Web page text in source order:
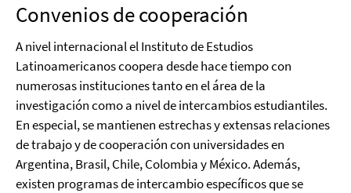
Convenios de cooperación
A nivel internacional el Instituto de Estudios
Latinoamericanos coopera desde hace tiempo con
numerosas instituciones tanto en el área de la
investigación como a nivel de intercambios estudiantiles.
En especial, se mantienen estrechas y extensas relaciones
de trabajo y de cooperación con universidades en
Argentina, Brasil, Chile, Colombia y México. Además,
existen programas de intercambio específicos que se